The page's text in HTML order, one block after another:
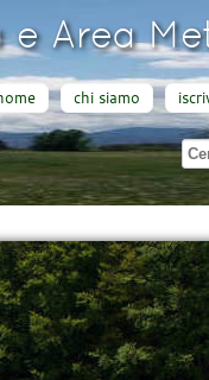
e Area
chi siamo